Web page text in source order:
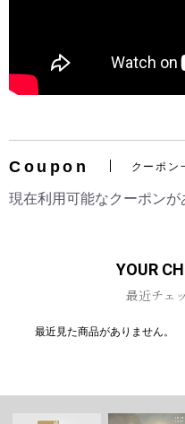
Coupon クーポン
現在利用可能なクーポンが
YOUR
最近チェ
最近見た商品がありません。